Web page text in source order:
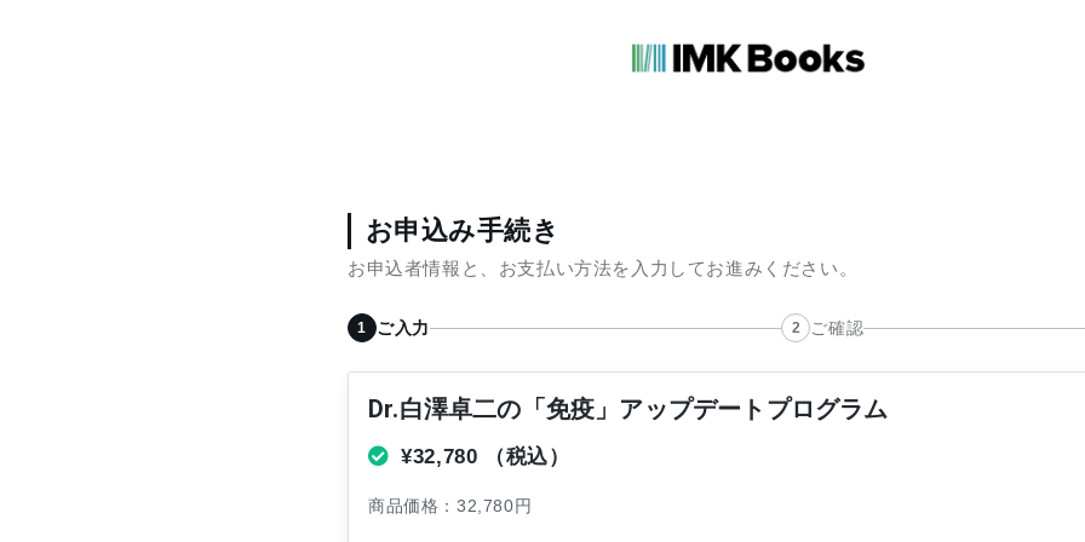
お申込み手続き
お申込者情報と、お支払い方法を入力してお進みください。
ご入力 ご確認
Dr.白澤卓二の「免疫」アップデートプログラム
¥32,780 （税込）
商品価格：32,780円